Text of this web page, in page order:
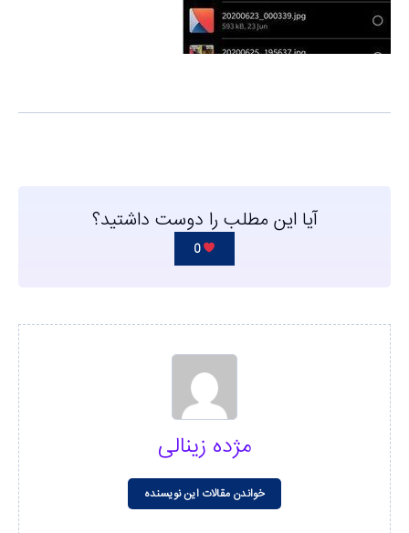
آیا این مطلب را دوست داشتید؟
0
مژده زینالی
خواندن مقالات این نویسنده